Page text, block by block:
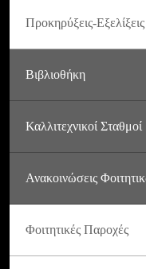
Προκηρύξεις-
Βιβλιοθήκη
Καλλιτεχνικοί Σταθμοί
Ανακοινώσεις
Φοιτητικές Παροχές